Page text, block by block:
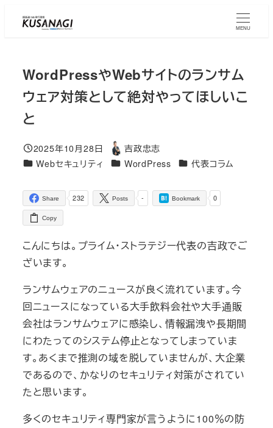
Skip
MENU
WordPressやWebサイトのランサム
ウェア対策として絶対やってほしいこ
と
Published
2025年10月28日
Author
吉政忠志
コラムカテゴリ
Webセキュリティ コラムカテゴリ
WordPress コラムカテゴリ
代表コラム
232
Share -
Posts 0
Bookmark
Copy
こんにちは。プライム・ストラテジー代表の吉政でご
ざいます。
ランサムウェアのニュースが良く流れています。今
回ニュースになっている大手飲料会社や大手通販
会社はランサムウェアに感染し、情報漏洩や長期間
にわたってのシステム停止となってしまっていま
す。あくまで推測の域を脱していませんが、大企業
であるので、かなりのセキュリティ対策がされてい
たと思います。
多くのセキュリティ専門家が言うように100％の防